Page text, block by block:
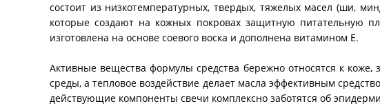
состоит из низкотемпературных, твердых, тяжелых масел (ши,
которые создают на кожных покровах защитную питательную
изготовлена на основе соевого воска и дополнена витамином Е.
Активные вещества формулы средства бережно относятся к
среды, а тепловое воздействие делает масла эффективным
действующие компоненты свечи комплексно заботятся об